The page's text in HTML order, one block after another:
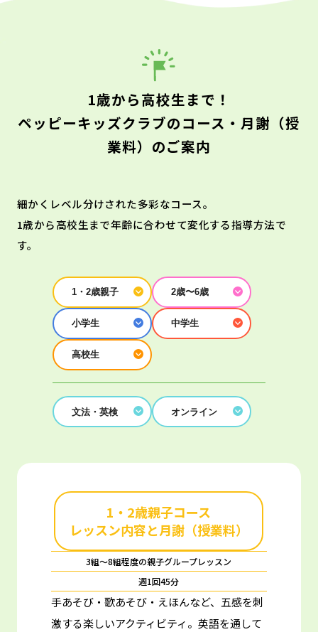
1歳から高校生まで！
ペッピーキッズクラブのコース・月謝（授
業料）のご案内
細かくレベル分けされた多彩なコース。
1歳から高校生まで年齢に合わせて変化する指導方法で
す。
1・2歳親子 2歳〜6歳
小学生 中学生
高校生
文法・英検 オンライン
1・2歳親子コース
レッスン内容と月謝（授業料）
3組～8組程度の親子グループレッスン
週1回45分
手あそび・歌あそび・えほんなど、五感を刺
激する楽しいアクティビティ。 英語を通して